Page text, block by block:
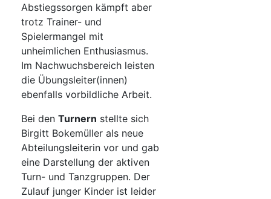
Abstiegssorgen kämpft aber
trotz Trainer- und
Spielermangel mit
unheimlichen Enthusiasmus.
Im Nachwuchsbereich leisten
die Übungsleiter(innen)
ebenfalls vorbildliche Arbeit.
Bei den Turnern stellte sich
Birgitt Bokemüller als neue
Abteilungsleiterin vor und gab
eine Darstellung der aktiven
Turn- und Tanzgruppen. Der
Zulauf junger Kinder ist leider